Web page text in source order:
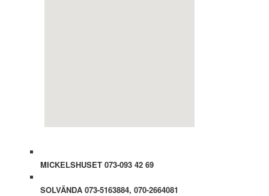
MICKELSHUSET 073-093 42 69
SOLVÄNDA 073-5163884, 070-2664081